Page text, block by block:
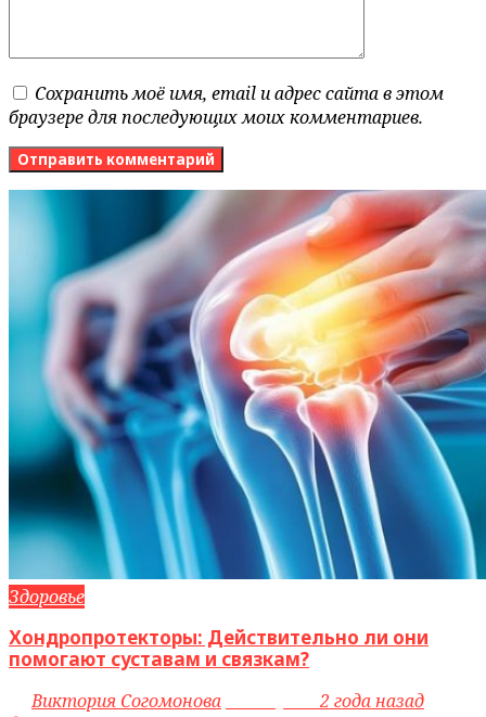
Сохранить моё имя, email и адрес сайта в этом
браузере для последующих моих комментариев.
Здоровье
Хондропротекторы: Действительно ли они
помогают суставам и связкам?
byВиктория Согомонова access_time2 года назад